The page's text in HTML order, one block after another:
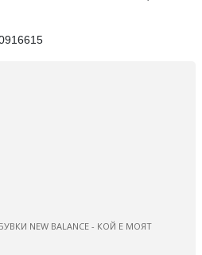
NEW BALANCE - КОЙ Е МОЯТ